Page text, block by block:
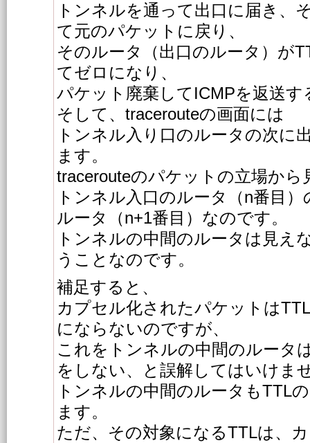
トンネルを通って出口に届き、
て元のパケットに戻り、
そのルータ（出口のルータ）が
てゼロになり、
パケット廃棄してICMPを返送す
そして、tracerouteの画面には
トンネル入り口のルータの次に
ます。
tracerouteのパケットの立場から
トンネル入口のルータ（n番目
ルータ（n+1番目）なのです。
トンネルの中間のルータは見え
うことなのです。
補足すると、
カプセル化されたパケットは
にならないのですが、
これをトンネルの中間のルータ
をしない、と誤解してはいけま
トンネルの中間のルータもTTL
ます。
ただ、その対象になるTTLは、